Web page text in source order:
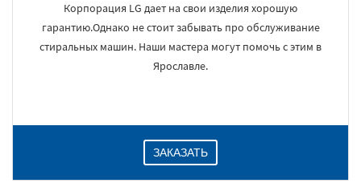
Корпорация LG дает на свои изделия хорошую
гарантию.Однако не стоит забывать про обслуживание
стиральных машин. Наши мастера могут помочь с этим в
Ярославле.
ЗАКАЗАТЬ